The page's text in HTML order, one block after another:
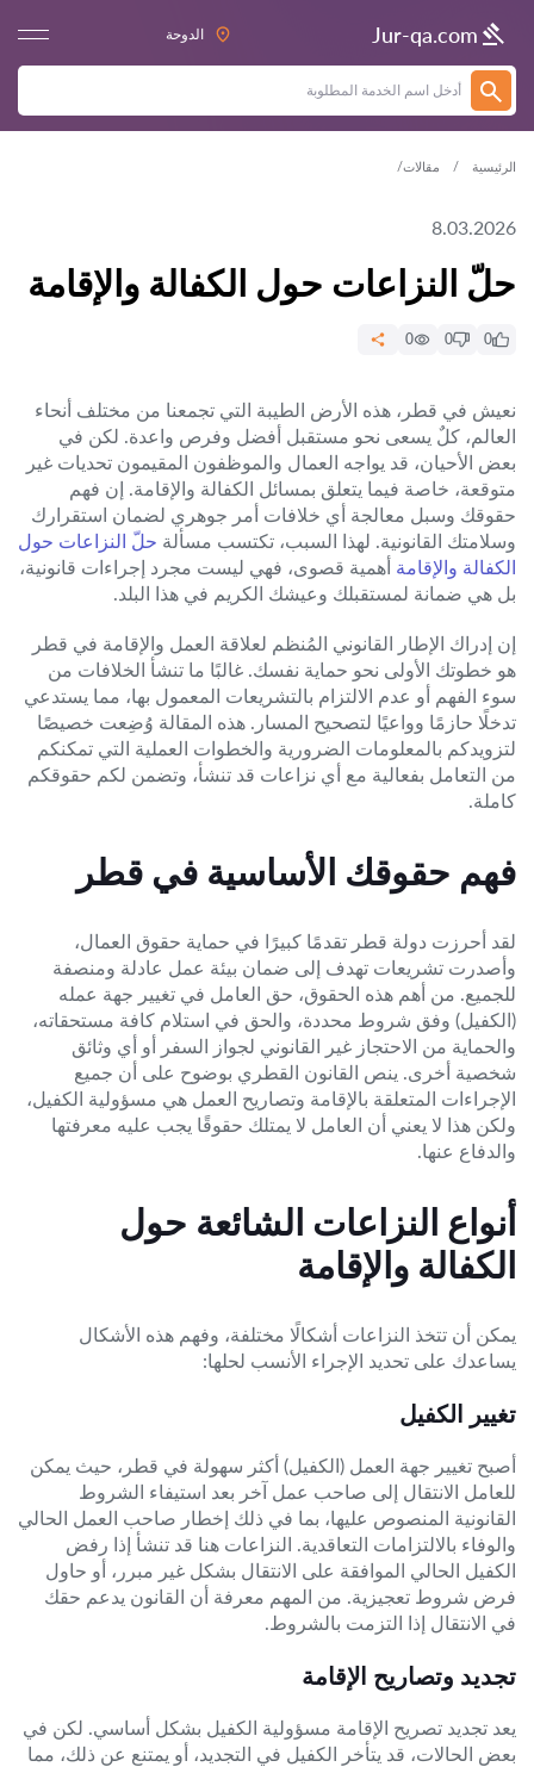
Jur-qa.com الدوحة
الرئيسية مقالات
8.03.2026
حلّ النزاعات حول الكفالة والإقامة
0
0
0
نعيش في قطر، هذه الأرض الطيبة التي تجمعنا من مختلف أنحاء
العالم، كلٌ يسعى نحو مستقبل أفضل وفرص واعدة. لكن في
بعض الأحيان، قد يواجه العمال والموظفون المقيمون تحديات غير
متوقعة، خاصة فيما يتعلق بمسائل الكفالة والإقامة. إن فهم
حقوقك وسبل معالجة أي خلافات أمر جوهري لضمان استقرارك
وسلامتك القانونية. لهذا السبب، تكتسب مسألة حلّ النزاعات حول
الكفالة والإقامة أهمية قصوى، فهي ليست مجرد إجراءات قانونية،
بل هي ضمانة لمستقبلك وعيشك الكريم في هذا البلد.
إن إدراك الإطار القانوني المُنظم لعلاقة العمل والإقامة في قطر
هو خطوتك الأولى نحو حماية نفسك. غالبًا ما تنشأ الخلافات من
سوء الفهم أو عدم الالتزام بالتشريعات المعمول بها، مما يستدعي
تدخلًا حازمًا وواعيًا لتصحيح المسار. هذه المقالة وُضِعت خصيصًا
لتزويدكم بالمعلومات الضرورية والخطوات العملية التي تمكنكم
من التعامل بفعالية مع أي نزاعات قد تنشأ، وتضمن لكم حقوقكم
كاملة.
فهم حقوقك الأساسية في قطر
لقد أحرزت دولة قطر تقدمًا كبيرًا في حماية حقوق العمال،
وأصدرت تشريعات تهدف إلى ضمان بيئة عمل عادلة ومنصفة
للجميع. من أهم هذه الحقوق، حق العامل في تغيير جهة عمله
(الكفيل) وفق شروط محددة، والحق في استلام كافة مستحقاته،
والحماية من الاحتجاز غير القانوني لجواز السفر أو أي وثائق
شخصية أخرى. ينص القانون القطري بوضوح على أن جميع
الإجراءات المتعلقة بالإقامة وتصاريح العمل هي مسؤولية الكفيل،
ولكن هذا لا يعني أن العامل لا يمتلك حقوقًا يجب عليه معرفتها
والدفاع عنها.
أنواع النزاعات الشائعة حول
الكفالة والإقامة
يمكن أن تتخذ النزاعات أشكالًا مختلفة، وفهم هذه الأشكال
يساعدك على تحديد الإجراء الأنسب لحلها:
تغيير الكفيل
أصبح تغيير جهة العمل (الكفيل) أكثر سهولة في قطر، حيث يمكن
للعامل الانتقال إلى صاحب عمل آخر بعد استيفاء الشروط
القانونية المنصوص عليها، بما في ذلك إخطار صاحب العمل الحالي
والوفاء بالالتزامات التعاقدية. النزاعات هنا قد تنشأ إذا رفض
الكفيل الحالي الموافقة على الانتقال بشكل غير مبرر، أو حاول
فرض شروط تعجيزية. من المهم معرفة أن القانون يدعم حقك
في الانتقال إذا التزمت بالشروط.
تجديد وتصاريح الإقامة
يعد تجديد تصريح الإقامة مسؤولية الكفيل بشكل أساسي. لكن في
بعض الحالات، قد يتأخر الكفيل في التجديد، أو يمتنع عن ذلك، مما